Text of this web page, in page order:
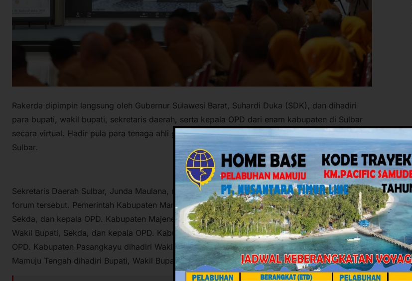
Rakerda dipimpin langsung oleh Gubernur Sulawesi Barat, Suhardi Duka (SDK), dan dihadiri
para bupati, wakil bupati, sekretaris daerah, serta kepala OPD dari enam kabupaten di Sulbar
secara virtual. Hadir pula para tenaga ahli gubernur dan seluruh kepala OPD lingkup Pemprov
Sulbar.
Sekretaris Daerah Sulbar, Junda Maulana, melaporkan kehadiran pemerintah kabupaten dalam
forum tersebut. Pemerintah Kabupaten Mamuju dihadiri secara virtual oleh Bupati, Wakil Bupati,
Sekda, dan kepala OPD. Kabupaten Majene serta Polewali Mandar dihadiri lengkap oleh Bupati,
Wakil Bupati, Sekda, dan kepala OPD. Kabupaten Mamasa dihadiri Bupati, Sekda, dan kepala
OPD. Kabupaten Pasangkayu dihadiri Wakil Bupati dan kepala OPD, sementara Kabupaten
Mamuju Tengah dihadiri Bupati, Wakil Bupati, Sekda, dan kepala OPD.